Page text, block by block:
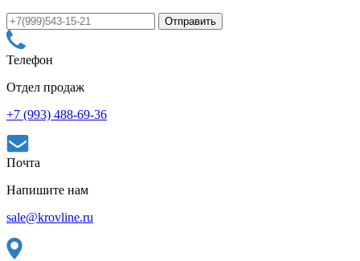
Телефон
Отдел продаж
+7 (993) 488-69-36
Почта
Напишите нам
sale@krovline.ru